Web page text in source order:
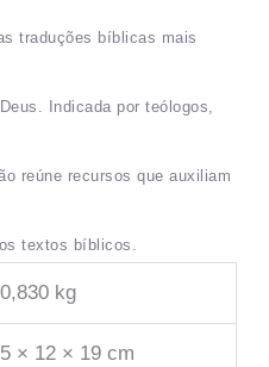
traduções bíblicas mais
Indicada por teólogos,
reúne recursos que auxiliam
textos bíblicos.
0,830 kg
5 × 12 × 19 cm